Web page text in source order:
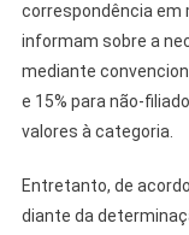
correspondência em
informam sobre a
mediante
e 15% para não-
valores à categoria.
Entretanto, de
diante da